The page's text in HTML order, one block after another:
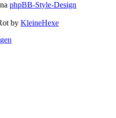
phpBB-Style-Design
by KleineHexe